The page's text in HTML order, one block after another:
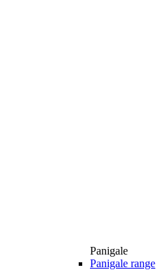
Panigale
Panigale range